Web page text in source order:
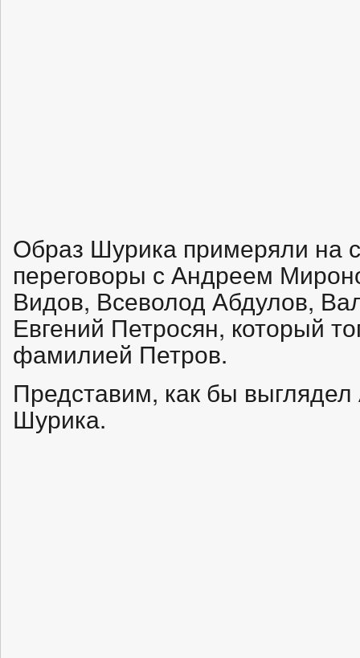
Образ Шурика примеряли на
переговоры с Андреем
Видов, Всеволод Абдулов,
Евгений Петросян, который
фамилией Петров.
Представим, как бы
Шурика.